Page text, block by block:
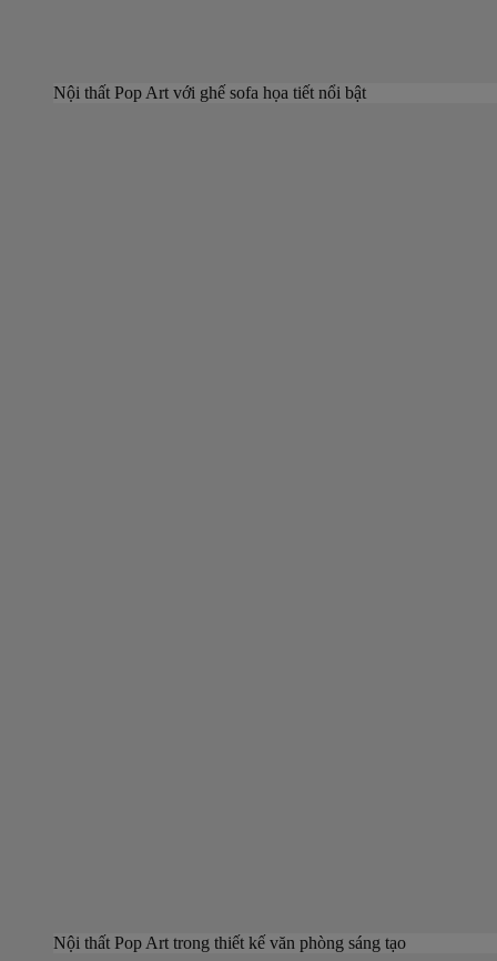
Nội thất Pop Art với ghế sofa họa tiết nổi bật
Nội thất Pop Art trong thiết kế văn phòng sáng tạo